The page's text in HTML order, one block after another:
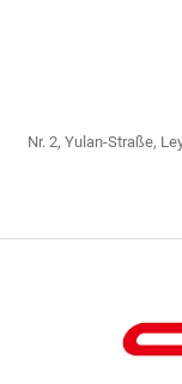
Nr. 2, Yulan-Straße,